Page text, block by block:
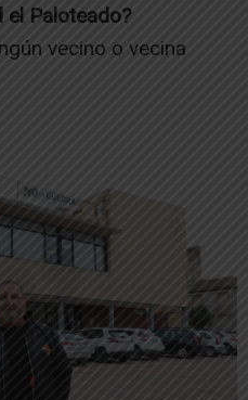
el Paloteado?
vecino o vecina